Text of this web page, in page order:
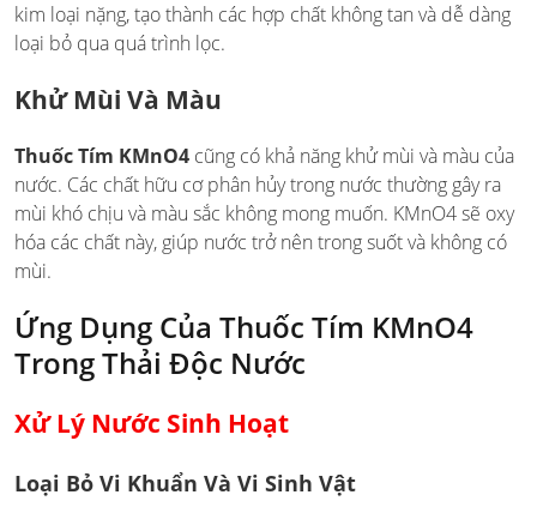
kim loại nặng, tạo thành các hợp chất không tan và dễ dàng
loại bỏ qua quá trình lọc.
Khử Mùi Và Màu
Thuốc Tím KMnO4 cũng có khả năng khử mùi và màu của
nước. Các chất hữu cơ phân hủy trong nước thường gây ra
mùi khó chịu và màu sắc không mong muốn. KMnO4 sẽ oxy
hóa các chất này, giúp nước trở nên trong suốt và không có
mùi.
Ứng Dụng Của Thuốc Tím KMnO4
Trong Thải Độc Nước
Xử Lý Nước Sinh Hoạt
Loại Bỏ Vi Khuẩn Và Vi Sinh Vật